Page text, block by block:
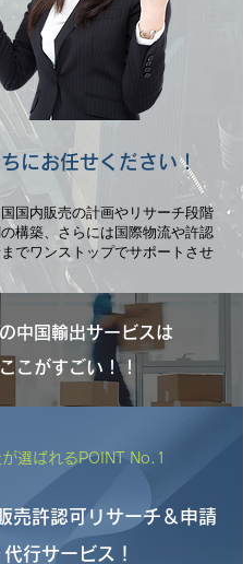
にお任せください！
国内販売の計画やリサーチ段階
構築、さらには国際物流や許認
でワンストップでサポートさせ
中国輸出サービスは
​ここがすごい！！
が選ばれるPOINT No.1
売許認可リサーチ＆申請
代行サービス！